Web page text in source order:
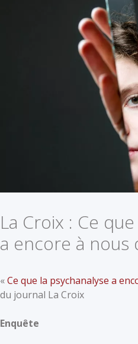
La Croix : Ce
a encore à nous
«Ce que la psychanalyse a
du journal La Croix
Enquête